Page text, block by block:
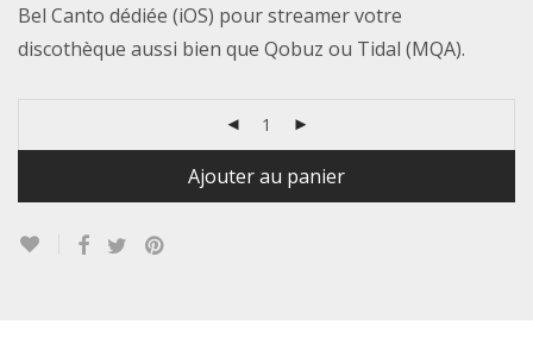
Bel Canto dédiée (iOS) pour streamer votre
discothèque aussi bien que Qobuz ou Tidal (MQA).
Ajouter au panier